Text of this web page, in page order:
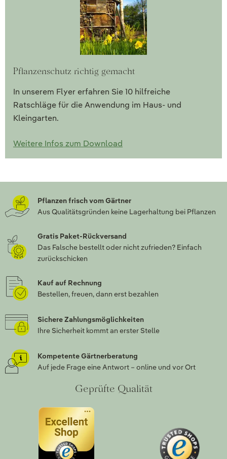
Pflanzenschutz richtig gemacht
In unserem Flyer erfahren Sie 10 hilfreiche
Ratschläge für die Anwendung im Haus- und
Kleingarten.
Weitere Infos zum Download
Pflanzen frisch vom Gärtner
Aus Qualitätsgründen keine Lagerhaltung bei Pflanzen
Gratis Paket-Rückversand
Das Falsche bestellt oder nicht zufrieden? Einfach
zurückschicken
Kauf auf Rechnung
Bestellen, freuen, dann erst bezahlen
Sichere Zahlungsmöglichkeiten
Ihre Sicherheit kommt an erster Stelle
Kompetente Gärtnerberatung
Auf jede Frage eine Antwort – online und vor Ort
Geprüfte Qualität